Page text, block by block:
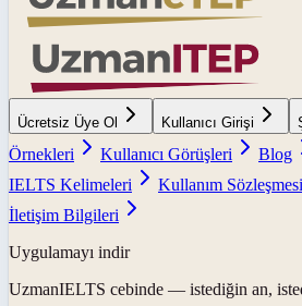
Ücretsiz Üye Ol Kullanıcı Girişi
Örnekleri
Kullanıcı Görüşleri Blog
IELTS Kelimeleri
Kullanım Sözleşmesi
İletişim Bilgileri
Uygulamayı indir
UzmanIELTS cebinde — istediğin an,